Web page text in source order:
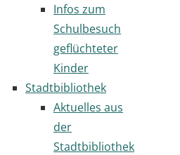
Infos zum
Schulbesuch
geflüchteter
Kinder
Stadtbibliothek
Aktuelles aus
der
Stadtbibliothek